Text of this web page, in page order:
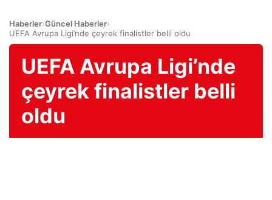
Haberler›Güncel Haberler›
UEFA Avrupa Ligi’nde çeyrek finalistler belli oldu
UEFA Avrupa Ligi’nde
çeyrek finalistler belli
oldu